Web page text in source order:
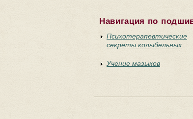
Навигация по
Психотерапевтические
секреты колыбельных
Учение мазыков